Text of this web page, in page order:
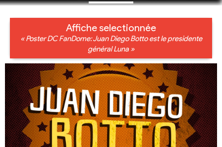
Affiche selectionnée
« Poster DC FanDome: Juan Diego Botto est le presidente
général Luna »